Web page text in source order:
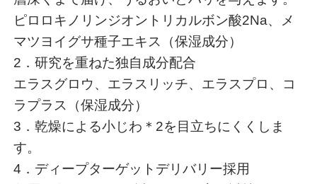
ピロロキノリンジオントリカルボン酸2Na、メ
マツヨイグサ種子エキス（保湿成分）
2．研究を重ねた独自成分配合
エラスグロウ、エラスリッチ、エラスプロ、コ
ラプラス（保湿成分）
3．乾燥による小じわ＊2を目立ちにくくしま
す。
4．ディープターゲットデリバリー採用